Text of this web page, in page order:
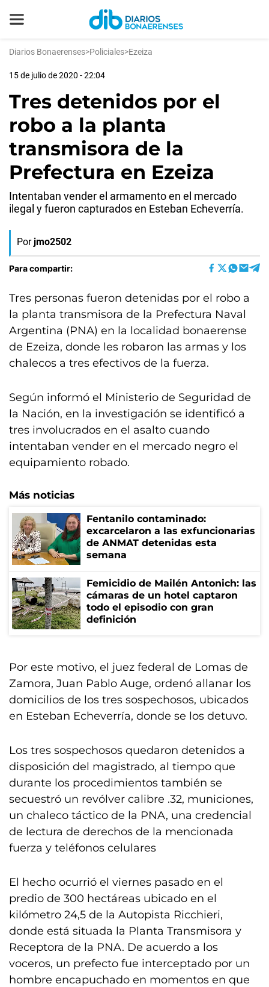
Diarios Bonaerenses>Policiales>Ezeiza
15 de julio de 2020 - 22:04
Tres detenidos por el
robo a la planta
transmisora de la
Prefectura en Ezeiza
Intentaban vender el armamento en el mercado
ilegal y fueron capturados en Esteban Echeverría.
Por jmo2502
Para compartir:
Tres personas fueron detenidas por el robo a
la planta transmisora de la Prefectura Naval
Argentina (PNA) en la localidad bonaerense
de Ezeiza, donde les robaron las armas y los
chalecos a tres efectivos de la fuerza.
Según informó el Ministerio de Seguridad de
la Nación, en la investigación se identificó a
tres involucrados en el asalto cuando
intentaban vender en el mercado negro el
equipamiento robado.
Más noticias
Fentanilo contaminado:
excarcelaron a las exfuncionarias
de ANMAT detenidas esta
semana
Femicidio de Mailén Antonich: las
cámaras de un hotel captaron
todo el episodio con gran
definición
Por este motivo, el juez federal de Lomas de
Zamora, Juan Pablo Auge, ordenó allanar los
domicilios de los tres sospechosos, ubicados
en Esteban Echeverría, donde se los detuvo.
Los tres sospechosos quedaron detenidos a
disposición del magistrado, al tiempo que
durante los procedimientos también se
secuestró un revólver calibre .32, municiones,
un chaleco táctico de la PNA, una credencial
de lectura de derechos de la mencionada
fuerza y teléfonos celulares
El hecho ocurrió el viernes pasado en el
predio de 300 hectáreas ubicado en el
kilómetro 24,5 de la Autopista Ricchieri,
donde está situada la Planta Transmisora y
Receptora de la PNA. De acuerdo a los
voceros, un prefecto fue interceptado por un
hombre encapuchado en momentos en que